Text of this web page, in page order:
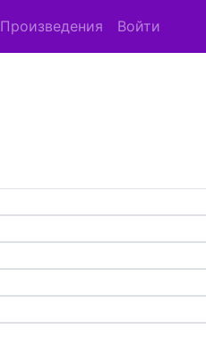
Произведения Войти